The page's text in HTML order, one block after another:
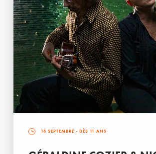
18 SEPTEMBRE - DÈS 11 ANS